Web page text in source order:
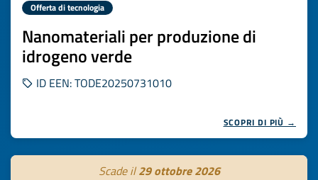
Offerta di tecnologia
Nanomateriali per produzione di
idrogeno verde
ID EEN: TODE20250731010
SCOPRI DI PIÙ →
Scade il29 ottobre 2026